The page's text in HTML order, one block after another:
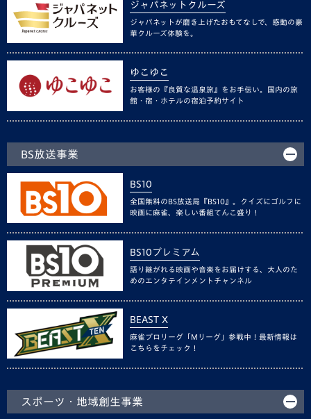
ジャパネットクルーズ
ジャパネットが磨き上げたおもてなしで、感動の豪
華クルーズ体験を。
ゆこゆこ
お客様の『良質な温泉旅』をお手伝い。国内の旅
館・宿・ホテルの宿泊予約サイト
BS放送事業
BS10
全国無料のBS放送局『BS10』。クイズにゴルフに
映画に麻雀、楽しい番組てんこ盛り！
BS10プレミアム
語り継がれる映画や音楽をお届けする、大人のた
めのエンタテインメントチャンネル
BEAST X
麻雀プロリーグ「Mリーグ」参戦中！最新情報は
こちらをチェック！
スポーツ・地域創生事業